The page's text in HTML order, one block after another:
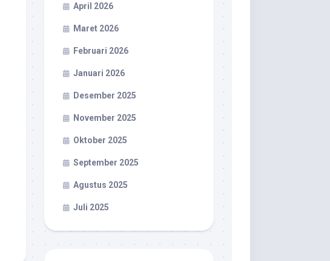
April 2026
Maret 2026
Februari 2026
Januari 2026
Desember 2025
November 2025
Oktober 2025
September 2025
Agustus 2025
Juli 2025